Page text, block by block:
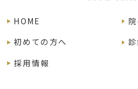
HOME
初めての方へ
採用情報